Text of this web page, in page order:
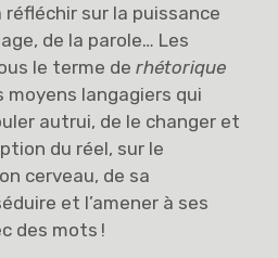
sur la puissance
de la parole… Les
le terme derhétorique
moyens langagiers qui
autrui, de le changer et
du réel, sur le
cerveau, de sa
et l’amener à ses
des mots !